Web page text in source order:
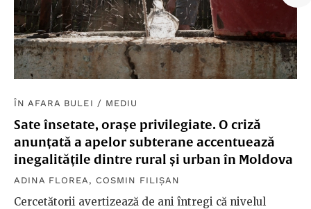
ÎN AFARA BULEI / MEDIU
Sate însetate, orașe privilegiate. O criză
anunțată a apelor subterane accentuează
inegalitățile dintre rural și urban în Moldova
ADINA FLOREA , COSMIN FILIȘAN
Cercetătorii avertizează de ani întregi că nivelul